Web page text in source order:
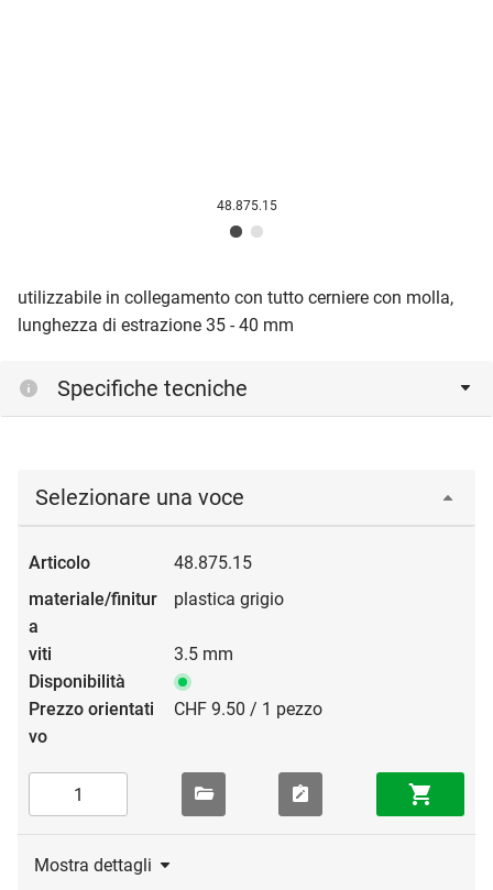
48.875.15
utilizzabile in collegamento con tutto cerniere con molla,
lunghezza di estrazione 35 - 40 mm
Specifiche tecniche
Selezionare una voce
48.875.15
plastica grigio
3.5 mm
CHF 9.50 / 1 pezzo
Mostra dettagli